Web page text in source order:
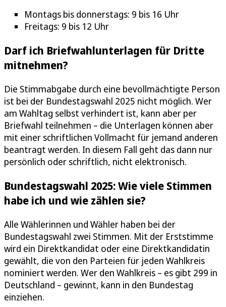
Montags bis donnerstags: 9 bis 16 Uhr
Freitags: 9 bis 12 Uhr
Darf ich Briefwahlunterlagen für Dritte
mitnehmen?
Die Stimmabgabe durch eine bevollmächtigte Person
ist bei der Bundestagswahl 2025 nicht möglich. Wer
am Wahltag selbst verhindert ist, kann aber per
Briefwahl teilnehmen – die Unterlagen können aber
mit einer schriftlichen Vollmacht für jemand anderen
beantragt werden. In diesem Fall geht das dann nur
persönlich oder schriftlich, nicht elektronisch.
Bundestagswahl 2025: Wie viele Stimmen
habe ich und wie zählen sie?
Alle Wählerinnen und Wähler haben bei der
Bundestagswahl zwei Stimmen. Mit der Erststimme
wird ein Direktkandidat oder eine Direktkandidatin
gewählt, die von den Parteien für jeden Wahlkreis
nominiert werden. Wer den Wahlkreis – es gibt 299 in
Deutschland – gewinnt, kann in den Bundestag
einziehen.